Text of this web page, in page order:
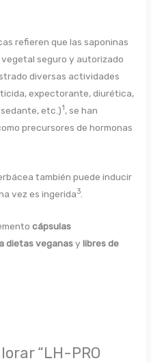
refieren que las saponinas
seguro y autorizado
diversas actividades
expectorante, diurética,
etc.)1, se han
precursores de hormonas
también puede inducir
vez es ingerida3
cápsulas
dietas veganasylibres de
“LH-PRO